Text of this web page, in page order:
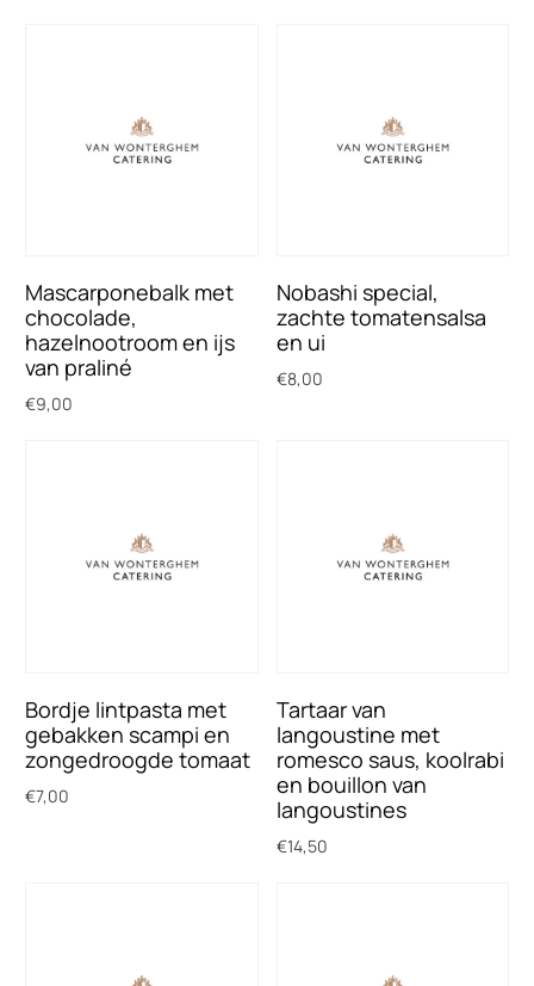
Mascarponebalk met
chocolade,
hazelnootroom en ijs
van praliné
€9,00
Nobashi special,
zachte tomatensalsa
en ui
€8,00
Bordje lintpasta met
gebakken scampi en
zongedroogde tomaat
€7,00
Tartaar van
langoustine met
romesco saus, koolrabi
en bouillon van
langoustines
€14,50